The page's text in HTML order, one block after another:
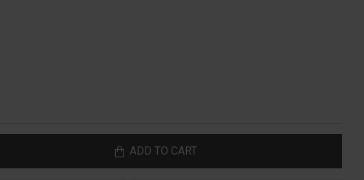
ADD TO CART